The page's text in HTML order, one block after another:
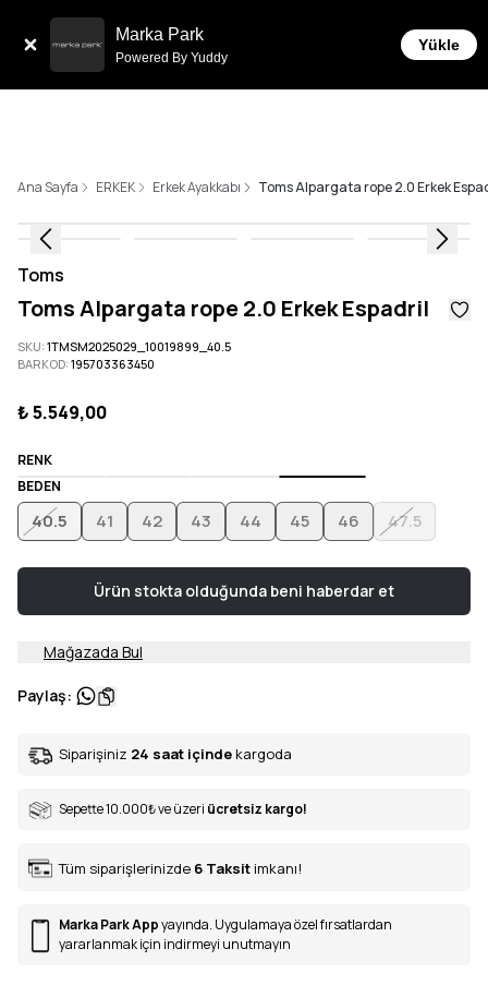
Marka Park
Powered By Yuddy
Yükle
Ana Sayfa ERKEK Erkek Ayakkabı Toms Alpargata rope 2.0 Erkek
Toms
Toms Alpargata rope 2.0 Erkek Espadril
SKU:1TMSM2025029_10019899_40.5
BARKOD:195703363450
₺ 5.549,00
RENK
BEDEN
40.5 41 42 43 44 45 46 47.5
Ürün stokta olduğunda beni haberdar et
Mağazada Bul
Paylaş:
Siparişiniz 24 saat içinde kargoda
Sepette 10.000₺ve üzeri ücretsiz kargo!
Tüm siparişlerinizde 6 Taksit imkanı!
Marka Park Appyayında. Uygulamaya özel fırsatlardan
yararlanmak için indirmeyi unutmayın